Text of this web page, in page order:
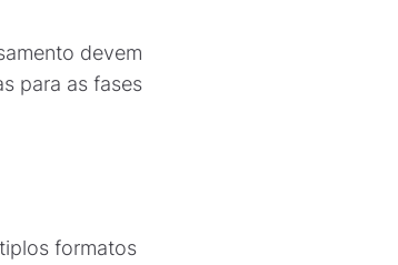
devem
para as fases
formatos